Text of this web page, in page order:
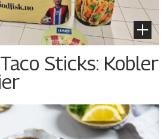
Sticks: Kobler